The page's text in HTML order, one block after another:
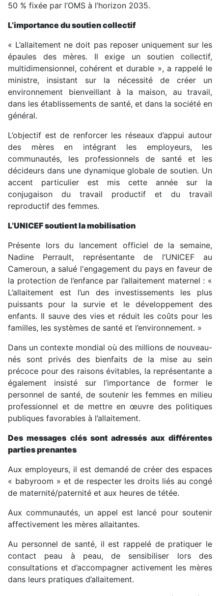
50 % fixée par l’OMS à l’horizon 2035.
L’importance du soutien collectif
« L’allaitement ne doit pas reposer uniquement sur les
épaules des mères. Il exige un soutien collectif,
multidimensionnel, cohérent et durable », a rappelé le
ministre, insistant sur la nécessité de créer un
environnement bienveillant à la maison, au travail,
dans les établissements de santé, et dans la société en
général.
L’objectif est de renforcer les réseaux d’appui autour
des mères en intégrant les employeurs, les
communautés, les professionnels de santé et les
décideurs dans une dynamique globale de soutien. Un
accent particulier est mis cette année sur la
conjugaison du travail productif et du travail
reproductif des femmes.
L’UNICEF soutient la mobilisation
Présente lors du lancement officiel de la semaine,
Nadine Perrault, représentante de l’UNICEF au
Cameroun, a salué l'engagement du pays en faveur de
la protection de l’enfance par l’allaitement maternel : «
L’allaitement est l’un des investissements les plus
puissants pour la survie et le développement des
enfants. Il sauve des vies et réduit les coûts pour les
familles, les systèmes de santé et l’environnement. »
Dans un contexte mondial où des millions de nouveau-
nés sont privés des bienfaits de la mise au sein
précoce pour des raisons évitables, la représentante a
également insisté sur l’importance de former le
personnel de santé, de soutenir les femmes en milieu
professionnel et de mettre en œuvre des politiques
publiques favorables à l’allaitement.
Des messages clés sont adressés aux différentes
parties prenantes
Aux employeurs, il est demandé de créer des espaces
« babyroom » et de respecter les droits liés au congé
de maternité/paternité et aux heures de tétée.
Aux communautés, un appel est lancé pour soutenir
affectivement les mères allaitantes.
Au personnel de santé, il est rappelé de pratiquer le
contact peau à peau, de sensibiliser lors des
consultations et d’accompagner activement les mères
dans leurs pratiques d’allaitement.